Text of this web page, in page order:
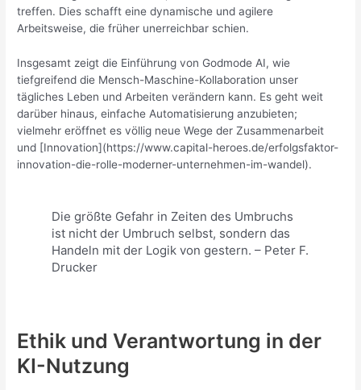
treffen. Dies schafft eine dynamische und agilere
Arbeitsweise, die früher unerreichbar schien.
Insgesamt zeigt die Einführung von Godmode AI, wie
tiefgreifend die Mensch-Maschine-Kollaboration unser
tägliches Leben und Arbeiten verändern kann. Es geht weit
darüber hinaus, einfache Automatisierung anzubieten;
vielmehr eröffnet es völlig neue Wege der Zusammenarbeit
und [Innovation](https://www.capital-heroes.de/erfolgsfaktor-
innovation-die-rolle-moderner-unternehmen-im-wandel).
Die größte Gefahr in Zeiten des Umbruchs
ist nicht der Umbruch selbst, sondern das
Handeln mit der Logik von gestern. – Peter F.
Drucker
Ethik und Verantwortung in der
KI-Nutzung